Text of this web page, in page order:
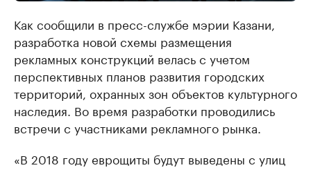
Как сообщили в пресс-службе мэрии Казани,
разработка новой схемы размещения
рекламных конструкций велась с учетом
перспективных планов развития городских
территорий, охранных зон объектов культурного
наследия. Во время разработки проводились
встречи с участниками рекламного рынка.
«В 2018 году еврощиты будут выведены с улиц